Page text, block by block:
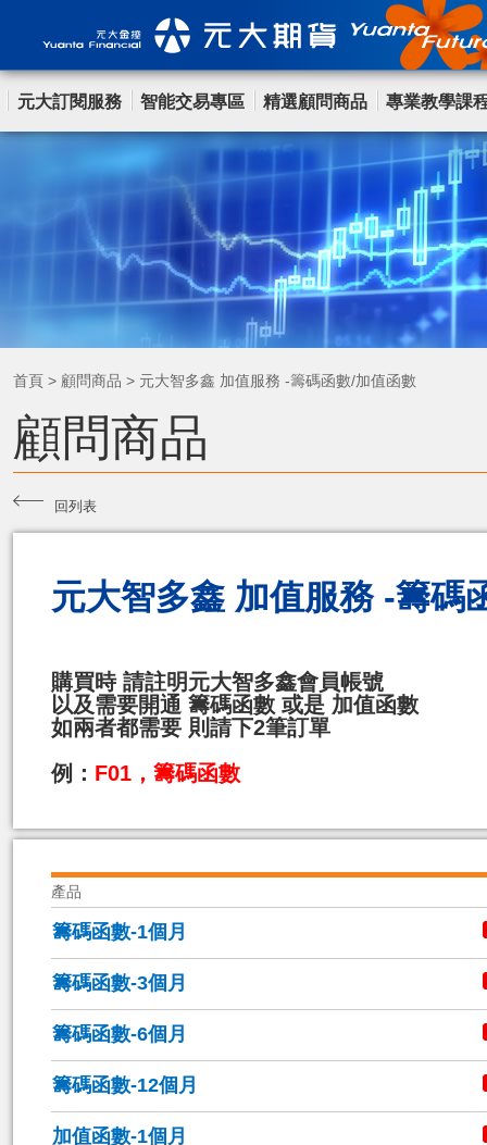
元大訂閱服務 智能交易專區 精選顧問商品 專業教學課
首頁 > 顧問商品 > 元大智多鑫 加值服務 -籌碼函數/加值函數
顧問商品
回列表
元大智多鑫 加值服務 -籌碼
購買時 請註明元大智多鑫會員帳號
以及需要開通 籌碼函數 或是 加值函數
如兩者都需要 則請下2筆訂單
例： F01，籌碼函數
產品
籌碼函數-1個月
籌碼函數-3個月
籌碼函數-6個月
籌碼函數-12個月
加值函數-1個月